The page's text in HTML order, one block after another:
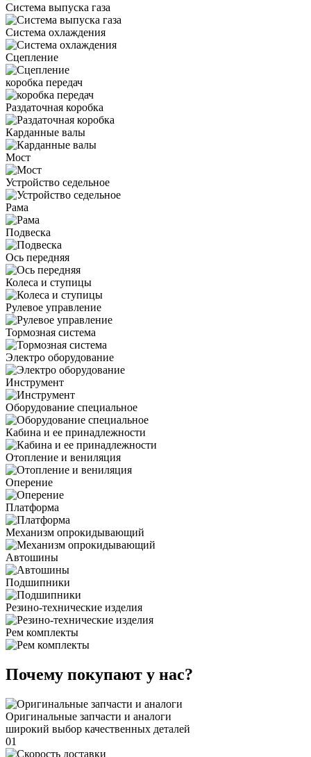
Система выпуска газа
Система охлаждения
Сцепление
коробка передач
Раздаточная коробка
Карданные валы
Мост
Устройство седельное
Рама
Подвеска
Ось передняя
Колеса и ступицы
Рулевое управление
Тормозная система
Электро оборудование
Инструмент
Оборудование специальное
Кабина и ее принадлежности
Отопление и вениляция
Оперение
Платформа
Механизм опрокидывающий
Автошины
Подшипники
Резино-технические изделия
Рем комплекты
Почему покупают у нас?
Оригинальные запчасти и аналоги
широкий выбор качественных деталей
01